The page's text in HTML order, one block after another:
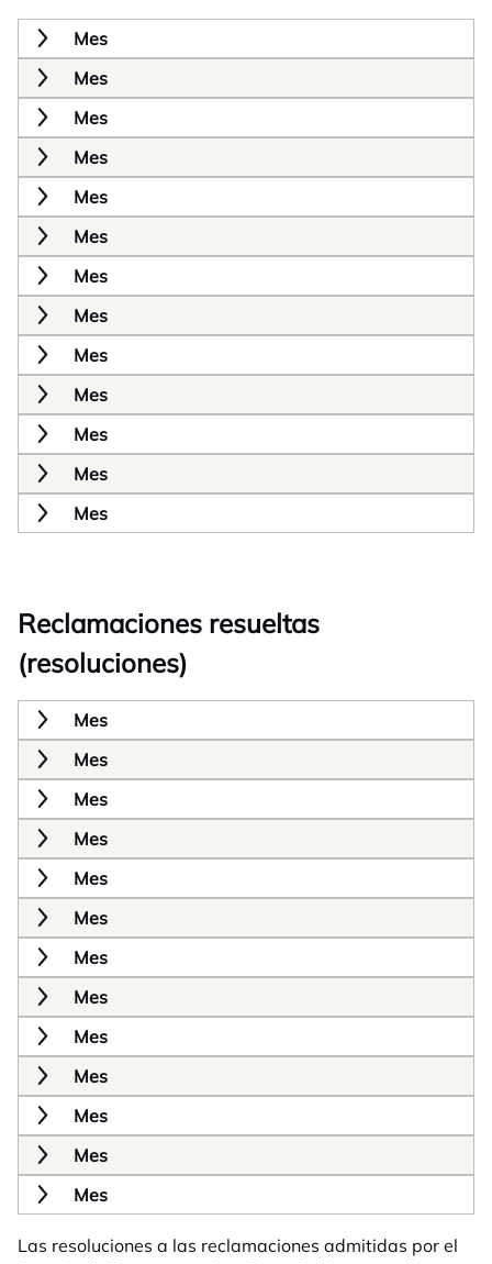
Mes
Mes
Mes
Mes
Mes
Mes
Mes
Mes
Mes
Mes
Mes
Mes
Mes
Reclamaciones resueltas
(resoluciones)
Mes
Mes
Mes
Mes
Mes
Mes
Mes
Mes
Mes
Mes
Mes
Mes
Mes
Las resoluciones a las reclamaciones admitidas por el